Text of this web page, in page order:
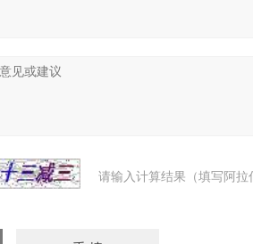
请输入计算结果（填写阿